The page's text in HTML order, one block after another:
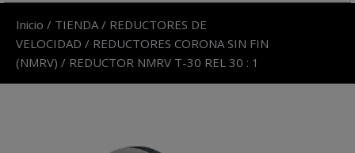
Inicio / TIENDA / REDUCTORES DE
VELOCIDAD / REDUCTORES CORONA SIN FIN
(NMRV) / REDUCTOR NMRV T-30 REL 30 : 1